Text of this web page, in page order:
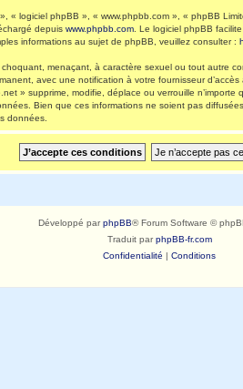
logiciel phpBB », « www.phpbb.com », « phpBB
depuis www.phpbb.com . Le logiciel phpBB
informations au sujet de phpBB, veuillez consulter :
menaçant, à caractère sexuel ou tout autre
avec une notification à votre fournisseur
» supprime, modifie, déplace ou verrouille
Bien que ces informations ne soient pas
données.
Développé parphpBB® Forum Software ©
Traduit parphpBB-fr.com
Confidentialité | Conditions